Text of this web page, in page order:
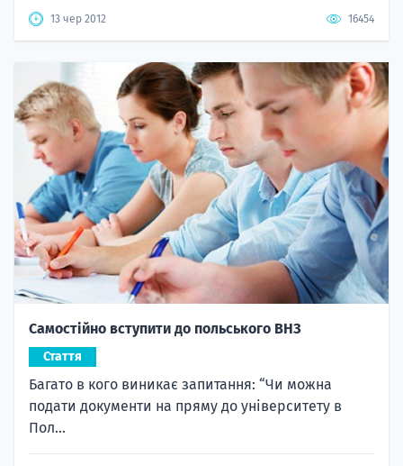
13 чер 2012 16454
Самостійно вступити до польського ВНЗ
Стаття
Багато в кого виникає запитання: “Чи можна
подати документи на пряму до університету в
Пол...